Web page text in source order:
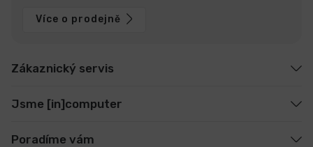
Více o prodejně
Zákaznický servis
Jsme [in]computer
Poradíme vám